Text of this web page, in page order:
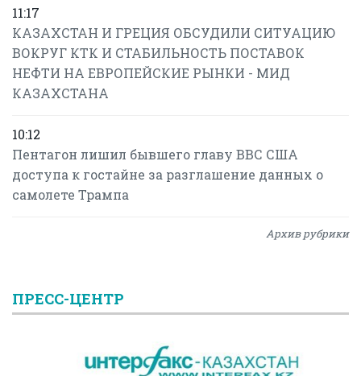
11:17
КАЗАХСТАН И ГРЕЦИЯ ОБСУДИЛИ СИТУАЦИЮ
ВОКРУГ КТК И СТАБИЛЬНОСТЬ ПОСТАВОК
НЕФТИ НА ЕВРОПЕЙСКИЕ РЫНКИ - МИД
КАЗАХСТАНА
10:12
Пентагон лишил бывшего главу ВВС США
доступа к гостайне за разглашение данных о
самолете Трампа
Архив рубрики
ПРЕСС-ЦЕНТР